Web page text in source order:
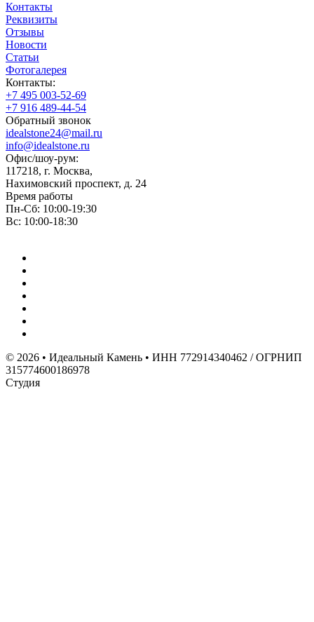
Контакты
Реквизиты
Отзывы
Новости
Статьи
Фотогалерея
Контакты:
+7 495 003-52-69
+7 916 489-44-54
Обратный звонок
idealstone24@mail.ru
info@idealstone.ru
Офис/шоу-рум:
117218, г. Москва,
Нахимовский проспект, д. 24
Время работы
Пн-Сб: 10:00-19:30
Вс: 10:00-18:30
© 2026 • Идеальный Камень • ИНН 772914340462 / ОГРНИП
315774600186978
Студия